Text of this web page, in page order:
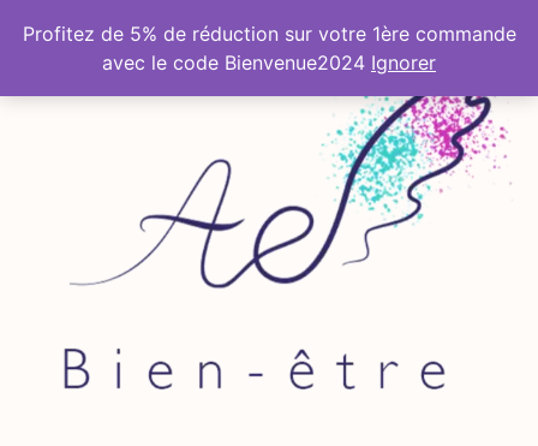
Profitez de 5% de réduction sur votre 1ère commande
avec le code Bienvenue2024 Ignorer